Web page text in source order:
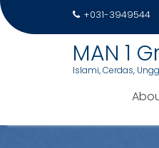
+031-3949544
MAN 1
Islami, Cerdas,